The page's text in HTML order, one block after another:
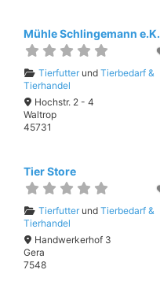
Mühle Schlingemann e.K.
Tierfutterund Tierbedarf &
Tierhandel
Hochstr. 2 - 4
Waltrop
45731
Tier Store
Tierfutterund Tierbedarf &
Tierhandel
Handwerkerhof 3
Gera
7548